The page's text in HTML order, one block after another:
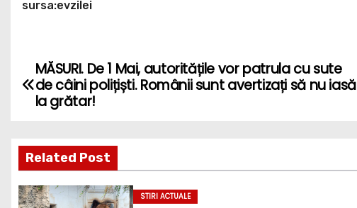
sursa:evzilei
P
t
n
MĂSURI. De 1 Mai, autoritățile vor patrula cu sute
de câini polițiști. Românii sunt avertizați să nu iasă
la grătar!
Related Post
STIRI ACTUALE